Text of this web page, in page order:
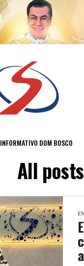
INFORMATIVO DOM BOSCO
All